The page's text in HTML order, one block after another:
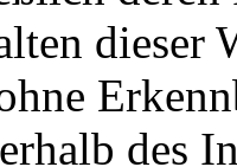
dieser
des